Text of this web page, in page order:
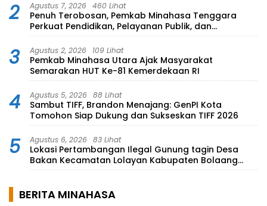
2 Agustus 7, 2026 460 Lihat
Penuh Terobosan, Pemkab Minahasa Tenggara
Perkuat Pendidikan, Pelayanan Publik, dan
Kesehatan
3 Agustus 2, 2026 109 Lihat
Pemkab Minahasa Utara Ajak Masyarakat
Semarakan HUT Ke-81 Kemerdekaan RI
4 Agustus 5, 2026 88 Lihat
Sambut TIFF, Brandon Menajang: ​GenPI Kota
Tomohon Siap Dukung dan Sukseskan TIFF 2026
5 Agustus 6, 2026 83 Lihat
Lokasi Pertambangan Ilegal Gunung tagin Desa
Bakan Kecamatan Lolayan Kabupaten Bolaang
Mongondow di perkebunan Lolotut Target
BERITA MINAHASA